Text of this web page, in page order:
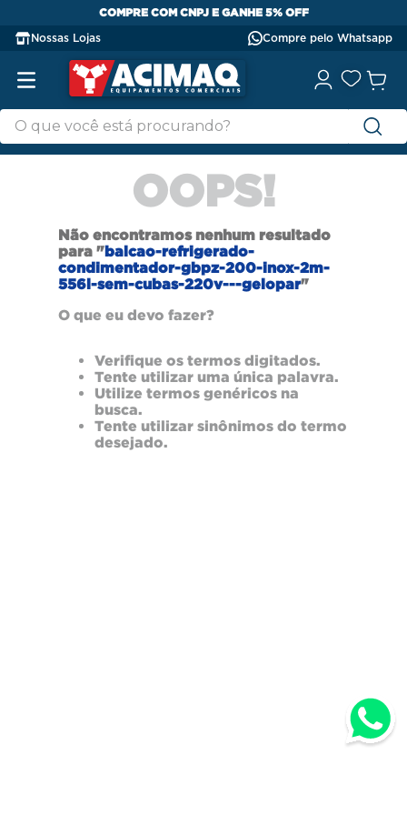
COMPRE COM CNPJ E GANHE 5% OFF
Nossas Lojas Compre pelo Whatsapp
OOPS!
Não encontramos nenhum resultado
para "balcao-refrigerado-
condimentador-gbpz-200-inox-2m-
556l-sem-cubas-220v---gelopar"
O que eu devo fazer?
Verifique os termos digitados.
Tente utilizar uma única palavra.
Utilize termos genéricos na
busca.
Tente utilizar sinônimos do termo
desejado.